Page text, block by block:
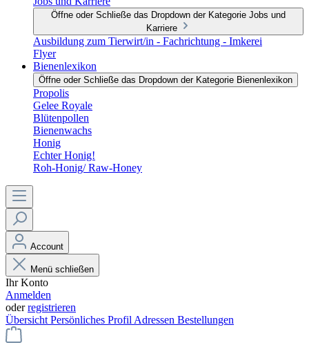
Öffne oder Schließe das Dropdown der Kategorie Jobs und
Karriere
Ausbildung zum Tierwirt/in - Fachrichtung - Imkerei
Flyer
Bienenlexikon
Öffne oder Schließe das Dropdown der Kategorie Bienenlexikon
Propolis
Gelee Royale
Blütenpollen
Bienenwachs
Honig
Echter Honig!
Roh-Honig/ Raw-Honey
Account
Menü schließen
Ihr Konto
Anmelden
oderregistrieren
Übersicht Persönliches Profil Adressen Bestellungen